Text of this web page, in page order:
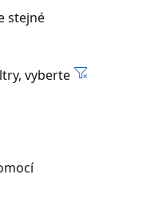
stejné
vyberte